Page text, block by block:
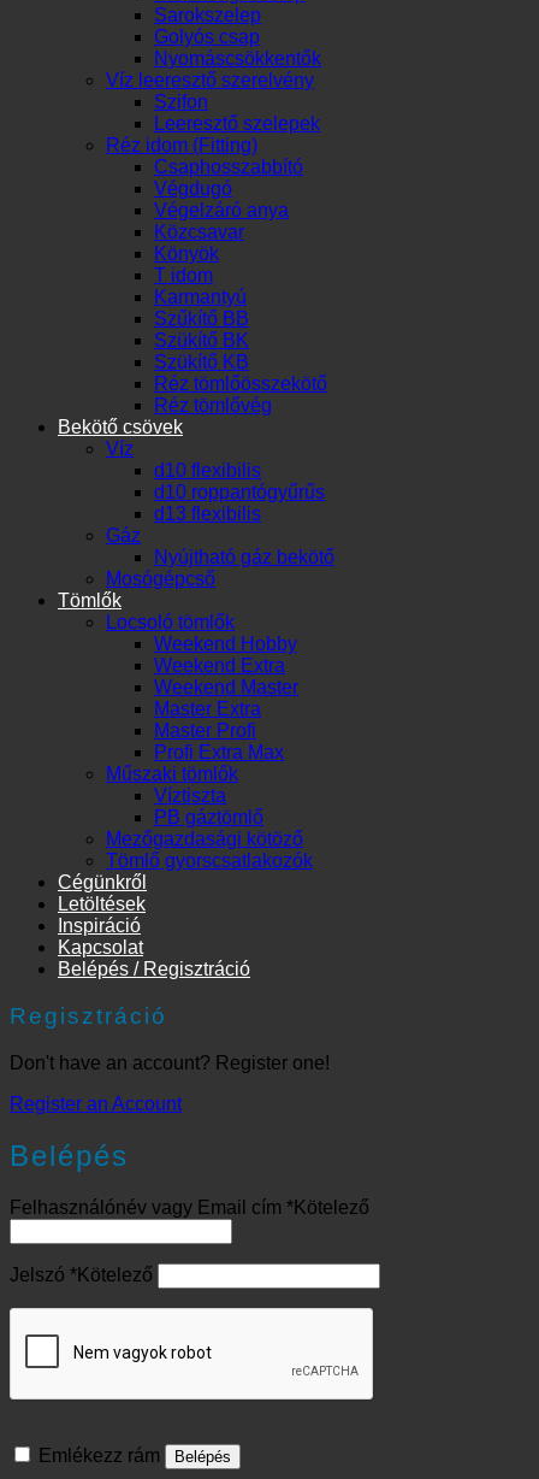
Sarokszelep
Golyós csap
Nyomáscsökkentők
Víz leeresztő szerelvény
Szifon
Leeresztő szelepek
Réz idom (Fitting)
Csaphosszabbító
Végdugó
Végelzáró anya
Közcsavar
Könyök
T idom
Karmantyú
Szűkítő BB
Szükítő BK
Szükítő KB
Réz tömlőösszekötő
Réz tömlővég
Bekötő csövek
Víz
d10 flexibilis
d10 roppantógyűrűs
d13 flexibilis
Gáz
Nyújtható gáz bekötő
Mosógépcső
Tömlők
Locsoló tömlők
Weekend Hobby
Weekend Extra
Weekend Master
Master Extra
Master Profi
Profi Extra Max
Műszaki tömlők
Víztiszta
PB gáztömlő
Mezőgazdasági kötöző
Tömlő gyorscsatlakozók
Cégünkről
Letöltések
Inspiráció
Kapcsolat
Belépés / Regisztráció
Regisztráció
Don't have an account? Register one!
Register an Account
Belépés
Felhasználónév vagy Email cím *Kötelező
Jelszó *Kötelező
Emlékezz rám Belépés